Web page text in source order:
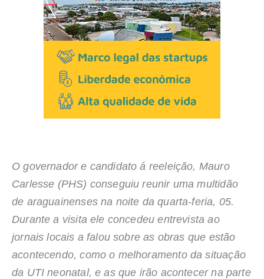
O governador e candidato á reeleição, Mauro
Carlesse (PHS) conseguiu reunir uma multidão
de araguainenses na noite da quarta-feria, 05.
Durante a visita ele concedeu entrevista ao
jornais locais a falou sobre as obras que estão
acontecendo, como o melhoramento da situação
da UTI neonatal, e as que irão acontecer na parte